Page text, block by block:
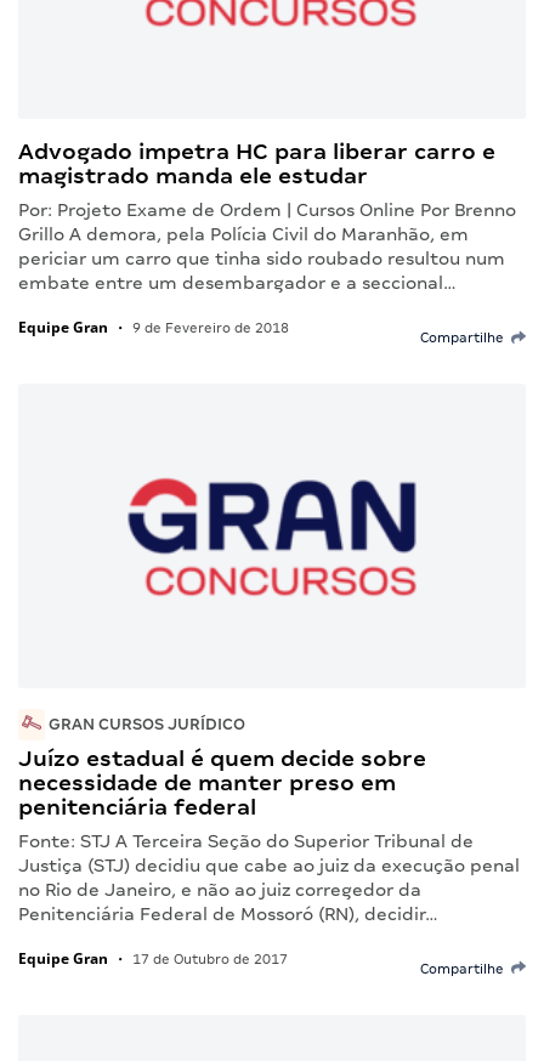
Advogado impetra HC para liberar carro e
magistrado manda ele estudar
Por: Projeto Exame de Ordem | Cursos Online Por Brenno
Grillo A demora, pela Polícia Civil do Maranhão, em
periciar um carro que tinha sido roubado resultou num
embate entre um desembargador e a seccional…
Equipe Gran • 9 de Fevereiro de 2018
Compartilhe
GRAN CURSOS JURÍDICO
Juízo estadual é quem decide sobre
necessidade de manter preso em
penitenciária federal
Fonte: STJ A Terceira Seção do Superior Tribunal de
Justiça (STJ) decidiu que cabe ao juiz da execução penal
no Rio de Janeiro, e não ao juiz corregedor da
Penitenciária Federal de Mossoró (RN), decidir…
Equipe Gran • 17 de Outubro de 2017
Compartilhe